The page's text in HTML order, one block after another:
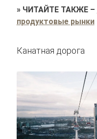
» ЧИТАЙТЕ ТАКЖЕ–
продуктовые рынки
Канатная дорога